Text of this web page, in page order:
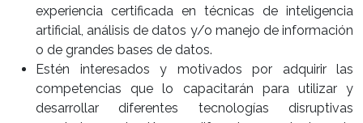
experiencia certificada en técnicas de inteligencia
artificial, análisis de datos y/o manejo de información
o de grandes bases de datos.
Estén interesados y motivados por adquirir las
competencias que lo capacitarán para utilizar y
desarrollar diferentes tecnologías disruptivas